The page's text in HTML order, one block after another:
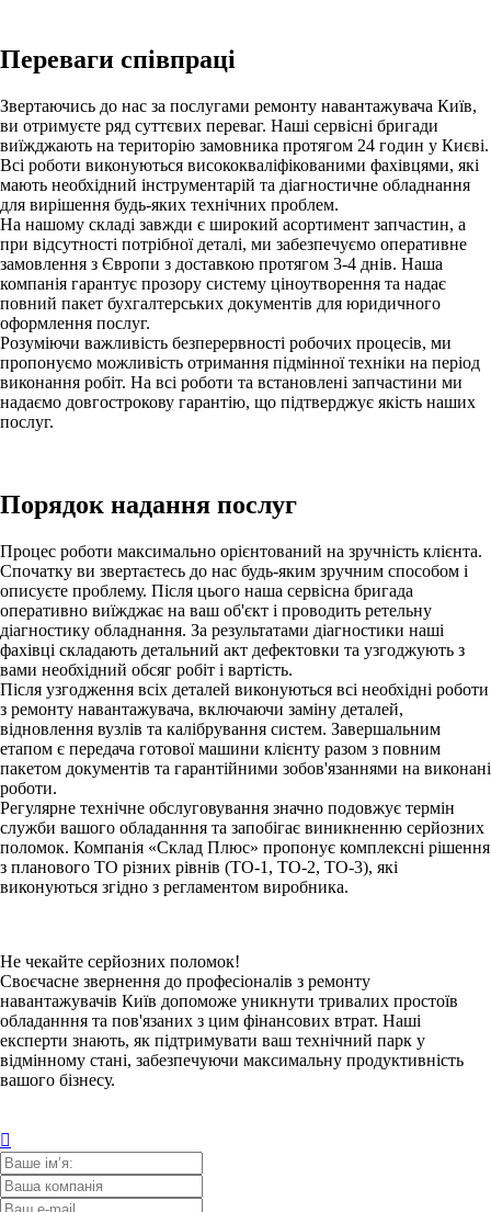
Переваги співпраці
Звертаючись до нас за послугами ремонту навантажувача Київ,
ви отримуєте ряд суттєвих переваг. Наші сервісні бригади
виїжджають на територію замовника протягом 24 годин у Києві.
Всі роботи виконуються висококваліфікованими фахівцями, які
мають необхідний інструментарій та діагностичне обладнання
для вирішення будь-яких технічних проблем.
На нашому складі завжди є широкий асортимент запчастин, а
при відсутності потрібної деталі, ми забезпечуємо оперативне
замовлення з Європи з доставкою протягом 3-4 днів. Наша
компанія гарантує прозору систему ціноутворення та надає
повний пакет бухгалтерських документів для юридичного
оформлення послуг.
Розуміючи важливість безперервності робочих процесів, ми
пропонуємо можливість отримання підмінної техніки на період
виконання робіт. На всі роботи та встановлені запчастини ми
надаємо довгострокову гарантію, що підтверджує якість наших
послуг.
Порядок надання послуг
Процес роботи максимально орієнтований на зручність клієнта.
Спочатку ви звертаєтесь до нас будь-яким зручним способом і
описуєте проблему. Після цього наша сервісна бригада
оперативно виїжджає на ваш об'єкт і проводить ретельну
діагностику обладнання. За результатами діагностики наші
фахівці складають детальний акт дефектовки та узгоджують з
вами необхідний обсяг робіт і вартість.
Після узгодження всіх деталей виконуються всі необхідні роботи
з ремонту навантажувача, включаючи заміну деталей,
відновлення вузлів та калібрування систем. Завершальним
етапом є передача готової машини клієнту разом з повним
пакетом документів та гарантійними зобов'язаннями на виконані
роботи.
Регулярне технічне обслуговування значно подовжує термін
служби вашого обладанння та запобігає виникненню серйозних
поломок. Компанія «Склад Плюс» пропонує комплексні рішення
з планового ТО різних рівнів (ТО-1, ТО-2, ТО-3), які
виконуються згідно з регламентом виробника.
Не чекайте серйозних поломок!
Своєчасне звернення до професіоналів з ремонту
навантажувачів Київ допоможе уникнути тривалих простоїв
обладанння та пов'язаних з цим фінансових втрат. Наші
експерти знають, як підтримувати ваш технічний парк у
відмінному стані, забезпечуючи максимальну продуктивність
вашого бізнесу.
